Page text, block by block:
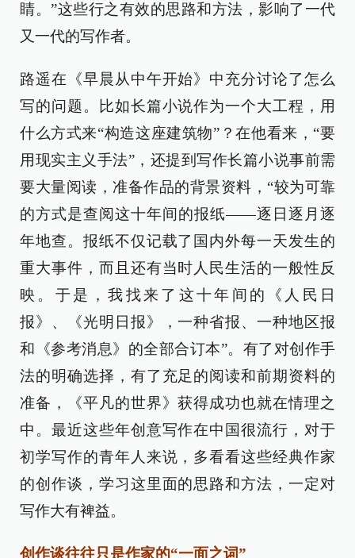
睛。”这些行之有效的思路和方法，影响了一代
又一代的写作者。
路遥在《早晨从中午开始》中充分讨论了怎么
写的问题。比如长篇小说作为一个大工程，用
什么方式来“构造这座建筑物”？在他看来，“要
用现实主义手法”，还提到写作长篇小说事前需
要大量阅读，准备作品的背景资料，“较为可靠
的方式是查阅这十年间的报纸——逐日逐月逐
年地查。报纸不仅记载了国内外每一天发生的
重大事件，而且还有当时人民生活的一般性反
映。于是，我找来了这十年间的《人民日
报》、《光明日报》，一种省报、一种地区报
和《参考消息》的全部合订本”。有了对创作手
法的明确选择，有了充足的阅读和前期资料的
准备，《平凡的世界》获得成功也就在情理之
中。最近这些年创意写作在中国很流行，对于
初学写作的青年人来说，多看看这些经典作家
的创作谈，学习这里面的思路和方法，一定对
写作大有裨益。
创作谈往往只是作家的“一面之词”